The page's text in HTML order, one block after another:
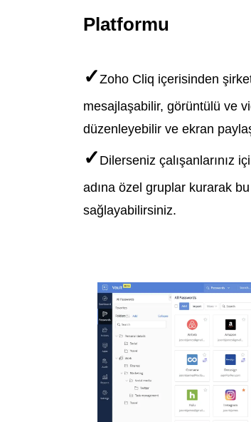
Platformu
✓Zoho Cliq içerisinden
mesajlaşabilir, görüntülü ve
düzenleyebilir ve ekran
✓ Dilerseniz çalışanlarınız
adına özel gruplar kurarak
sağlayabilirsiniz.